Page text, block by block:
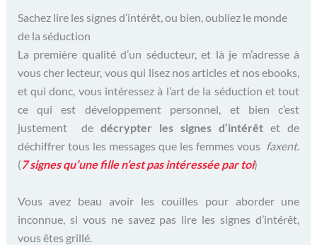
Sachez lire les signes d’intérêt, ou bien, oubliez le monde
de la séduction
La première qualité d’un séducteur, et là je m’adresse à
vous cher lecteur, vous qui lisez nos articles et nos ebooks,
et qui donc, vous intéressez à l’art de la séduction et tout
ce qui est développement personnel, et bien c’est
justement de décrypter les signes d’intérêt et de
déchiffrer tous les messages que les femmes vous faxent.
(7 signes qu’une fille n’est pas intéressée par toi)
Vous avez beau avoir les couilles pour aborder une
inconnue, si vous ne savez pas lire les signes d’intérêt,
vous êtes grillé.